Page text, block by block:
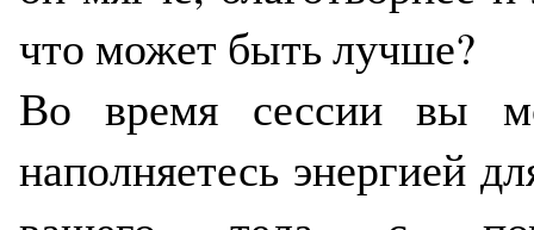
что может быть лучше?
Во время сессии вы
наполняетесь энергией